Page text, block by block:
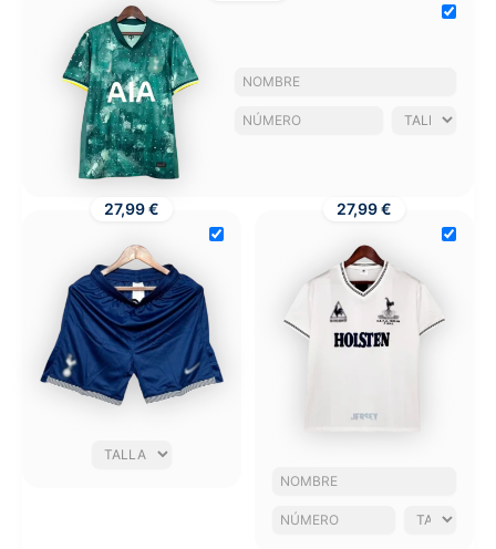
27,99 € 27,99 €